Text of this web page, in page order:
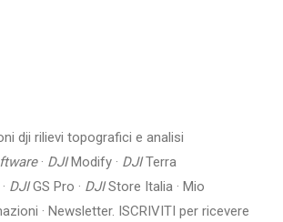
dji rilievi topografici e analisi
· DJIModify · DJITerra
DJIGS Pro · DJIStore Italia · Mio
· Newsletter. ISCRIVITI per ricevere